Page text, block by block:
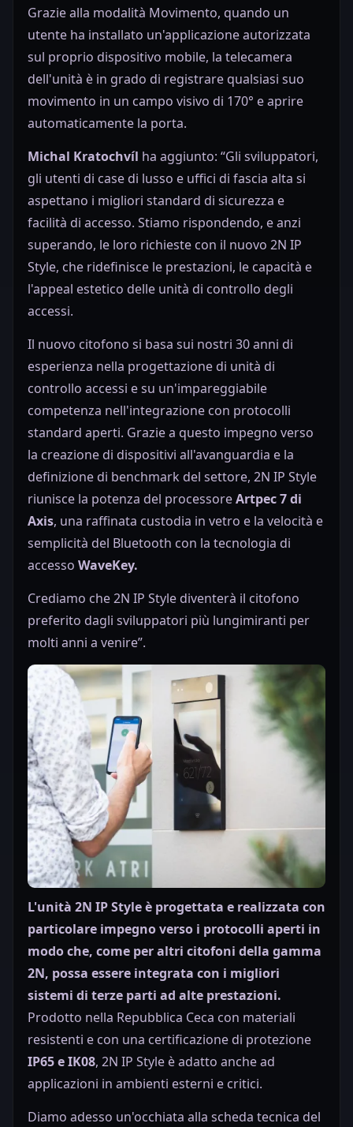
Grazie alla modalità Movimento, quando un
utente ha installato un'applicazione autorizzata
sul proprio dispositivo mobile, la telecamera
dell'unità è in grado di registrare qualsiasi suo
movimento in un campo visivo di 170° e aprire
automaticamente la porta.
Michal Kratochvíl ha aggiunto: “Gli sviluppatori,
gli utenti di case di lusso e uffici di fascia alta si
aspettano i migliori standard di sicurezza e
facilità di accesso. Stiamo rispondendo, e anzi
superando, le loro richieste con il nuovo 2N IP
Style, che ridefinisce le prestazioni, le capacità e
l'appeal estetico delle unità di controllo degli
accessi.
Il nuovo citofono si basa sui nostri 30 anni di
esperienza nella progettazione di unità di
controllo accessi e su un'impareggiabile
competenza nell'integrazione con protocolli
standard aperti. Grazie a questo impegno verso
la creazione di dispositivi all'avanguardia e la
definizione di benchmark del settore, 2N IP Style
riunisce la potenza del processoreArtpec 7 di
Axis, una raffinata custodia in vetro e la velocità e
semplicità del Bluetooth con la tecnologia di
accesso WaveKey.
Crediamo che 2N IP Style diventerà il citofono
preferito dagli sviluppatori più lungimiranti per
molti anni a venire”.
L'unità 2N IP Style è progettata e realizzata con
particolare impegno verso i protocolli aperti in
modo che, come per altri citofoni della gamma
2N, possa essere integrata con i migliori
sistemi di terze parti ad alte prestazioni.
Prodotto nella Repubblica Ceca con materiali
resistenti e con una certificazione di protezione
IP65 e IK08, 2N IP Style è adatto anche ad
applicazioni in ambienti esterni e critici.
Diamo adesso un'occhiata alla scheda tecnica del